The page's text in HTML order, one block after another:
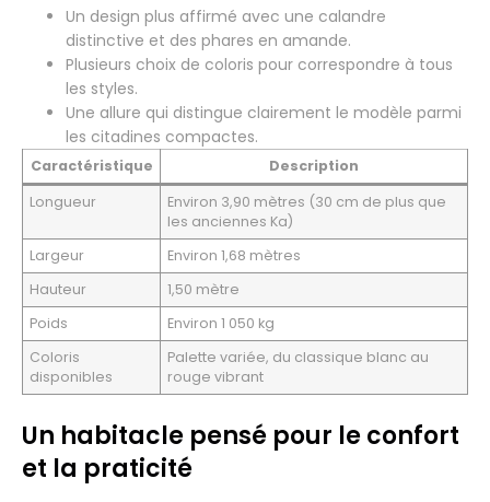
Un design plus affirmé avec une calandre
distinctive et des phares en amande.
Plusieurs choix de coloris pour correspondre à tous
les styles.
Une allure qui distingue clairement le modèle parmi
les citadines compactes.
Caractéristique
Description
Longueur
Environ 3,90 mètres (30 cm de plus que
les anciennes Ka)
Largeur
Environ 1,68 mètres
Hauteur
1,50 mètre
Poids
Environ 1 050 kg
Coloris
disponibles
Palette variée, du classique blanc au
rouge vibrant
Un habitacle pensé pour le confort
et la praticité